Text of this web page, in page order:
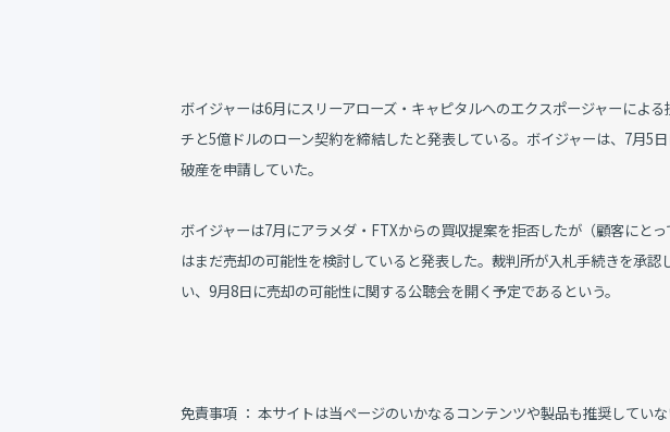
ボイジャーは6月にスリーアローズ・キャピタルへのエクスポージャーによ
チと5億ドルのローン契約を締結したと発表している。ボイジャーは、7月5
破産を申請していた。
ボイジャーは7月にアラメダ・FTXからの買収提案を拒否したが（顧客にと
はまだ売却の可能性を検討していると発表した。裁判所が入札手続きを承
い、9月8日に売却の可能性に関する公聴会を開く予定であるという。
免責事項 ： 本サイトは当ページのいかなるコンテンツや製品も推奨してい